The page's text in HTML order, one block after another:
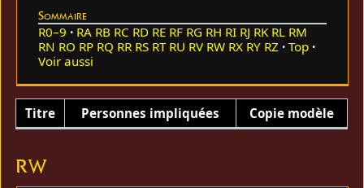
Sommaire
R0–9 RA RB RC RD RE RF RG RH RI RJ RK RL RM
RN RO RP RQ RR RS RT RU RV RW RX RY RZ
Top
Voir aussi
Titre Personnes impliquées Copie modèle
RW